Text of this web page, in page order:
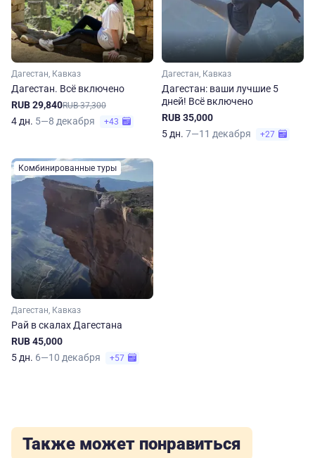
Дагестан, Кавказ
Дагестан. Всё включено
RUB 29,840RUB 37,300
4 дн. 5—8 декабря +43
Дагестан, Кавказ
Дагестан: ваши лучшие 5
дней! Всё включено
RUB 35,000
5 дн. 7—11 декабря +27
Комбинированные туры
Дагестан, Кавказ
Рай в скалах Дагестана
RUB 45,000
5 дн. 6—10 декабря +57
Также может понравиться